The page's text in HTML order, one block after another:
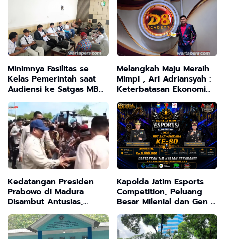
Minimnya Fasilitas se
Kelas Pemerintah saat
Audiensi ke Satgas MBG
, Ketua MCS Sebut
Mereka "Macan Ompong"
tak Serius Dorong
Program Presiden
Melangkah Maju Meraih
Mimpi , Ari Adriansyah :
Keterbatasan Ekonomi
Bukan Penghalang
Meraih Cita-cita
Kedatangan Presiden
Prabowo di Madura
Disambut Antusias,
Warga Sampaikan
Keluhan Harga BBM dan
Bahan Pokok
Kapolda Jatim Esports
Competition, Peluang
Besar Milenial dan Gen Z
Salurkan Bakatmu ,Rebut
Jutaan Rupiah